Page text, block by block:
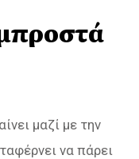
μαζί με την
να πάρει